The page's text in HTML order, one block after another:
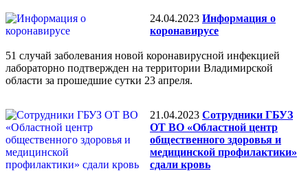
24.04.2023 Информация о
коронавирусе
51 случай заболевания новой коронавирусной инфекцией
лабораторно подтвержден на территории Владимирской
области за прошедшие сутки 23 апреля.
21.04.2023 Сотрудники ГБУЗ
ОТ ВО «Областной центр
общественного здоровья и
медицинской профилактики»
сдали кровь